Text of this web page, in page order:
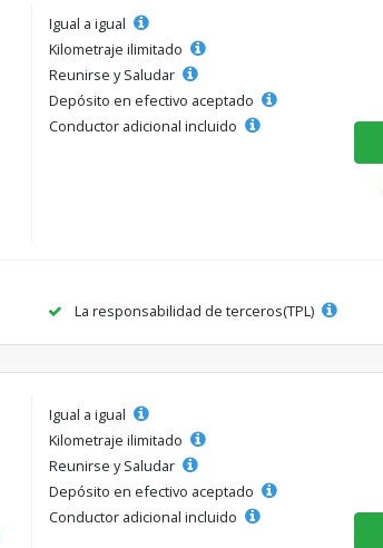
Igual a igual
Kilometraje ilimitado
Reunirse y Saludar
Depósito en efectivo aceptado
Conductor adicional incluido
La responsabilidad de terceros(TPL)
Igual a igual
Kilometraje ilimitado
Reunirse y Saludar
Depósito en efectivo aceptado
Conductor adicional incluido